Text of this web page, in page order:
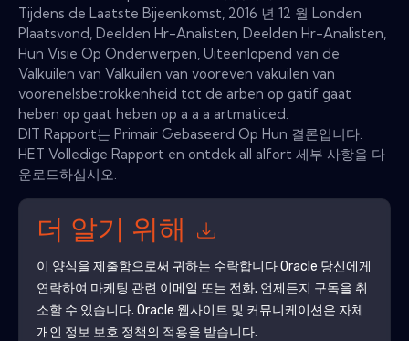
Tijdens de Laatste Bijeenkomst, 2016 년 12 월 Londen
Plaatsvond, Deelden Hr-Analisten, Deelden Hr-Analisten,
Hun Visie Op Onderwerpen, Uiteenlopend van de
Valkuilen van Valkuilen van vooreven vakuilen van
voorenelsbetrokkenheid tot de arben op gatif gaat
heben op gaat heben op a a a artmaticed.
DIT Rapport는 Primair Gebaseerd Op Hun 결론입니다.
HET Volledige Rapport en ontdek all alfort 세부 사항을 다
운로드하십시오.
더 알기 위해
이 양식을 제출함으로써 귀하는 수락합니다Oracle 당신에게
연락하여 마케팅 관련 이메일 또는 전화. 언제든지 구독을 취
소할 수 있습니다. Oracle 웹사이트 및 커뮤니케이션은 자체
개인 정보 보호 정책의 적용을 받습니다.